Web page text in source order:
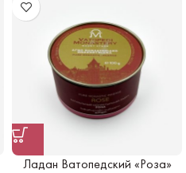
Ладан Ватопедский «Роза»